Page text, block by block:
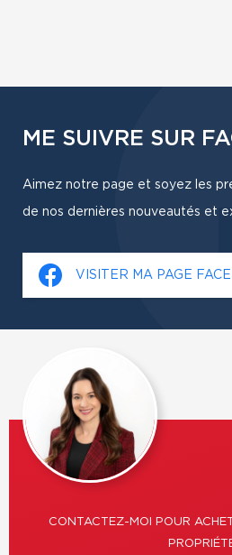
ME SUIVRE SUR
Aimez notre page et soyez les
de nos dernières nouveautés et
VISITER MA PAGE
CONTACTEZ-MOI POUR